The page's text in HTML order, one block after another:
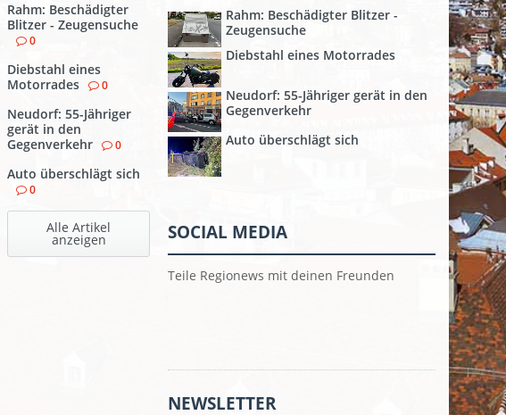
Rahm: Beschädigter
Blitzer - Zeugensuche
0
Diebstahl eines
Motorrades
0
Neudorf: 55-Jähriger
gerät in den
Gegenverkehr
0
Auto überschlägt sich
0
Alle Artikel
anzeigen
Rahm: Beschädigter Blitzer -
Zeugensuche
Diebstahl eines Motorrades
Neudorf: 55-Jähriger gerät in den
Gegenverkehr
Auto überschlägt sich
SOCIAL MEDIA
Teile Regionews mit deinen Freunden
NEWSLETTER